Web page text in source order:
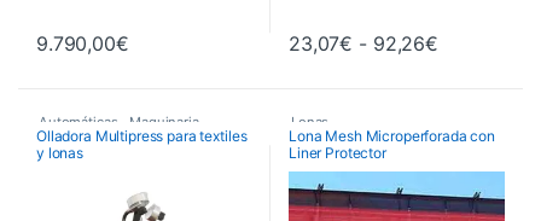
9.790,00€ 23,07€ - 92,26€Rango de
Este producto tiene múltiples
Automáticas Maquinaria
Maquinaria de Acabados
Olladora Multipress para textiles
y lonas
Lonas
Lona Mesh Microperforada con
Liner Protector